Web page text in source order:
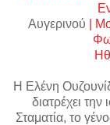
Αυγερινού
|
Η Ελένη
διατρέχει την
Σταματία, το